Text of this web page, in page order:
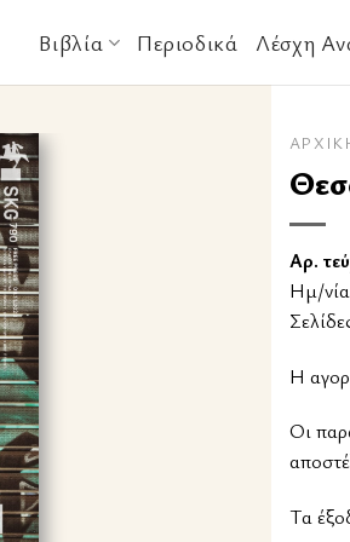
Βιβλία Περιοδικά Λέσχη
Αρ.
Ημ/νία
Η
Οι
Tα